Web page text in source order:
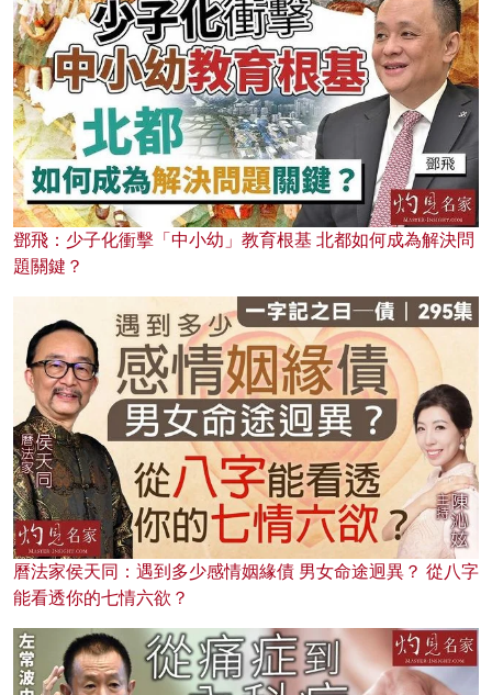
鄧飛：少子化衝擊「中小幼」教育根基 北都如何成為解決問
題關鍵？
曆法家侯天同：遇到多少感情姻緣債 男女命途迥異？ 從八字
能看透你的七情六欲？